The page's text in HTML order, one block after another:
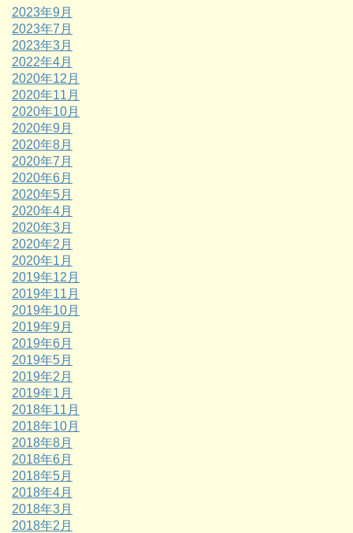
2023年9月
2023年7月
2023年3月
2022年4月
2020年12月
2020年11月
2020年10月
2020年9月
2020年8月
2020年7月
2020年6月
2020年5月
2020年4月
2020年3月
2020年2月
2020年1月
2019年12月
2019年11月
2019年10月
2019年9月
2019年6月
2019年5月
2019年2月
2019年1月
2018年11月
2018年10月
2018年8月
2018年6月
2018年5月
2018年4月
2018年3月
2018年2月